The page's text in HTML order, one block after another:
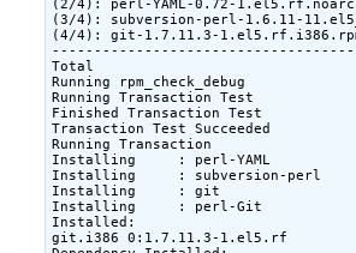
(2/4): perl-YAML-0.72-
(3/4): subversion-perl-1.6.11-
(4/4): git-1.7.11.3-
Total
Running rpm_check_debug
Running Transaction Test
Finished Transaction Test
Transaction Test Succeeded
Running Transaction
Installing     : perl-YAML
Installing     : subversion-
Installing     : git
Installing     : perl-Git
Installed:
git.i386 0:1.7.11.3-1.el5.rf